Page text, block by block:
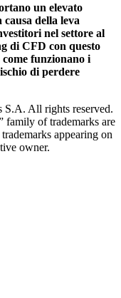
un elevato
della leva
nel settore al
di CFD con questo
funzionano i
di perdere
All rights reserved.
of trademarks are
appearing on
owner.